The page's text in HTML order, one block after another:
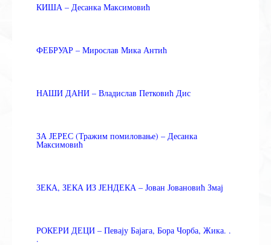
КИША – Десанка Максимовић
ФЕБРУАР – Мирослав Мика Антић
НАШИ ДАНИ – Владислав Петковић Дис
ЗА ЈЕРЕС (Тражим помиловање) – Десанка
Максимовић
ЗЕКА, ЗЕКА ИЗ ЈЕНДЕКА – Јован Јовановић Змај
РОКЕРИ ДЕЦИ – Певају Бајага, Бора Чорба, Жика. .
.